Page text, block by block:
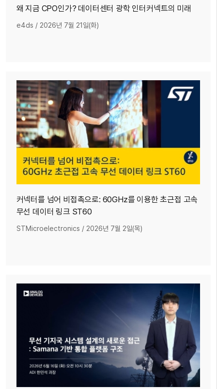
왜 지금 CPO인가? 데이터센터 광학 인터커넥트의 미래
e4ds / 2026년 7월 21일(화)
커넥터를 넘어 비접촉으로: 60GHz를 이용한 초근접 고속
무선 데이터 링크 ST60
STMicroelectronics / 2026년 7월 2일(목)